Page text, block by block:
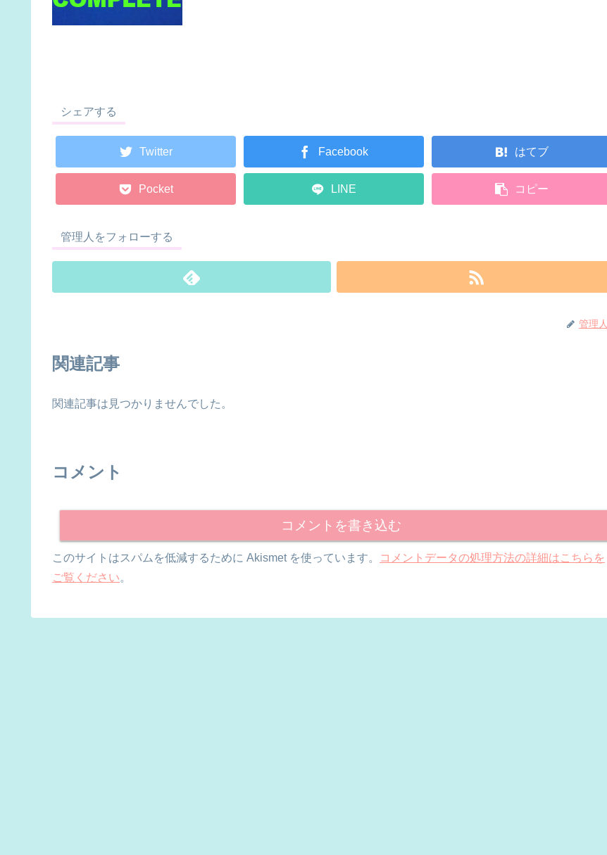
シェアする
Twitter Facebook はてブ
Pocket LINE コピー
管理人をフォローする
管理人
関連記事
関連記事は見つかりませんでした。
コメント
コメントを書き込む
このサイトはスパムを低減するために Akismet を使っています。
コメントデータの処理方法の詳細はこちらを
ご覧ください。